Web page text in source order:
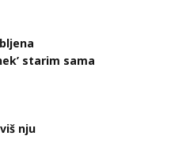
starim sama
nju